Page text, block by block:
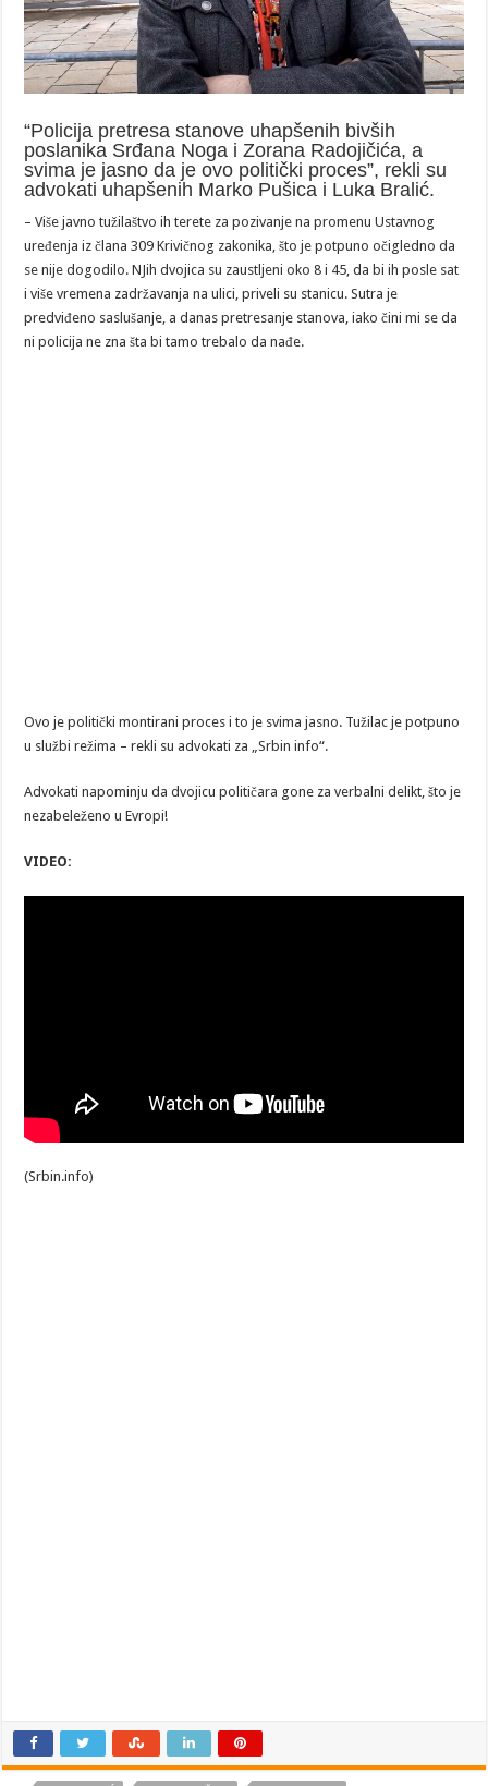
“Policija pretresa stanove uhapšenih bivših
poslanika Srđana Noga i Zorana Radojičića, a
svima je jasno da je ovo politički proces”, rekli su
advokati uhapšenih Marko Pušica i Luka Bralić.
– Više javno tužilaštvo ih terete za pozivanje na promenu Ustavnog
uređenja iz člana 309 Krivičnog zakonika, što je potpuno očigledno da
se nije dogodilo. NJih dvojica su zaustljeni oko 8 i 45, da bi ih posle sat
i više vremena zadržavanja na ulici, priveli su stanicu. Sutra je
predviđeno saslušanje, a danas pretresanje stanova, iako čini mi se da
ni policija ne zna šta bi tamo trebalo da nađe.
Ovo je politički montirani proces i to je svima jasno. Tužilac je potpuno
u službi režima – rekli su advokati za „Srbin info“.
Advokati napominju da dvojicu političara gone za verbalni delikt, što je
nezabeleženo u Evropi!
VIDEO:
(Srbin.info)